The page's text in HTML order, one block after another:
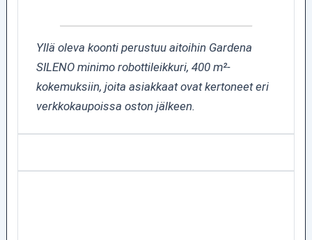
Yllä oleva koonti perustuu aitoihin Gardena
SILENO minimo robottileikkuri, 400 m²-
kokemuksiin, joita asiakkaat ovat kertoneet eri
verkkokaupoissa oston jälkeen.